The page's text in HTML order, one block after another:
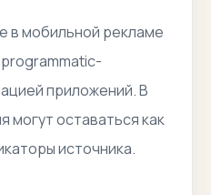
в мобильной рекламе
programmatic-
приложений. В
могут оставаться как
источника.